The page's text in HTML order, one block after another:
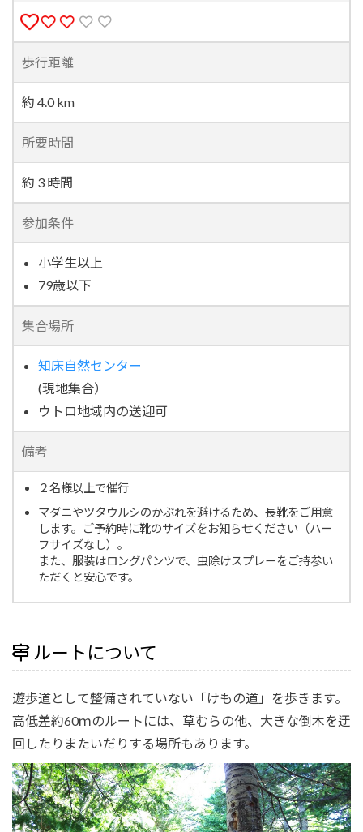
歩行距離
約 4.0 km
所要時間
約 3 時間
参加条件
小学生以上
79歳以下
集合場所
知床自然センター
(現地集合）
ウトロ地域内の送迎可
備考
２名様以上で催行
マダニやツタウルシのかぶれを避けるため、長靴をご用意
します。ご予約時に靴のサイズをお知らせください（ハー
フサイズなし）。
また、服装はロングパンツで、虫除けスプレーをご持参い
ただくと安心です。
ルートについて
遊歩道として整備されていない「けもの道」を歩きます。
高低差約60ｍのルートには、草むらの他、大きな倒木を迂
回したりまたいだりする場所もあります。